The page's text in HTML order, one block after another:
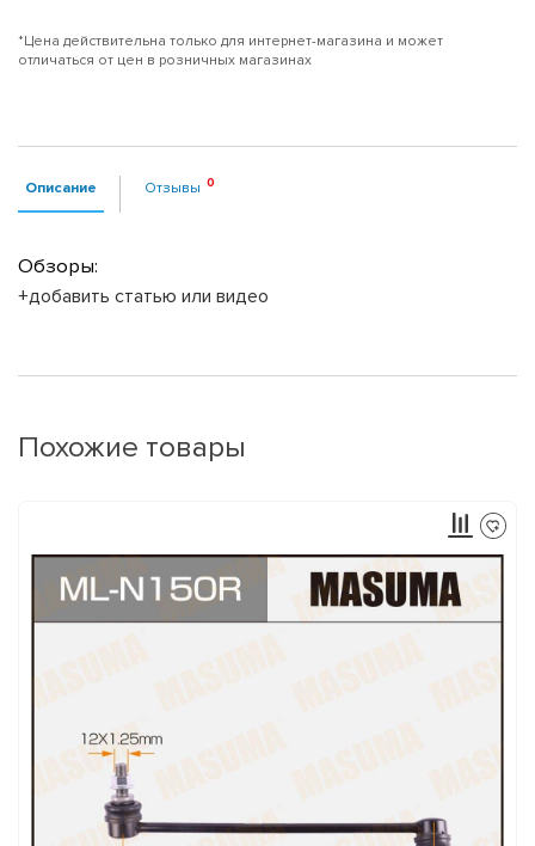
*Цена действительна только для интернет-магазина и может
отличаться от цен в розничных магазинах
Описание Отзывы
Обзоры:
+добавить статью или видео
Похожие товары